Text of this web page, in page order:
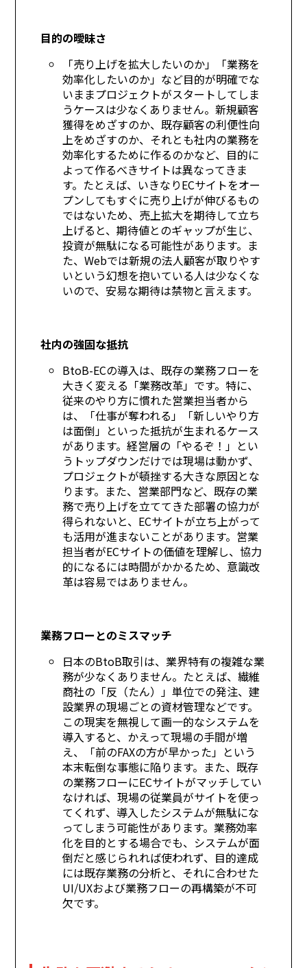
目的の曖昧さ
「売り上げを拡大したいのか」「業務を
効率化したいのか」など目的が明確でな
いままプロジェクトがスタートしてしま
うケースは少なくありません。新規顧客
獲得をめざすのか、既存顧客の利便性向
上をめざすのか、それとも社内の業務を
効率化するために作るのか――など、目的に
よって作るべきサイトは異なってきま
す。たとえば、いきなりECサイトをオー
プンしてもすぐに売り上げが伸びるもの
ではないため、売上拡大を期待して立ち
上げると、期待値とのギャップが生じ、
投資が無駄になる可能性があります。ま
た、Webでは新規の法人顧客が取りやす
いという幻想を抱いている人は少なくな
いので、安易な期待は禁物と言えます。
社内の強固な抵抗
BtoB-ECの導入は、既存の業務フローを
大きく変える「業務改革」です。特に、
従来のやり方に慣れた営業担当者から
は、「仕事が奪われる」「新しいやり方
は面倒」といった抵抗が生まれるケース
があります。経営層の「やるぞ！」とい
うトップダウンだけでは現場は動かず、
プロジェクトが頓挫する大きな原因とな
ります。また、営業部門など、既存の業
務で売り上げを立ててきた部署の協力が
得られないと、ECサイトが立ち上がって
も活用が進まないことがあります。営業
担当者がECサイトの価値を理解し、協力
的になるには時間がかかるため、意識改
革は容易ではありません。
業務フローとのミスマッチ
日本のBtoB取引は、業界特有の複雑な業
務が少なくありません。たとえば、繊維
商社の「反（たん）」単位での発注、建
設業界の現場ごとの資材管理などです。
この現実を無視して画一的なシステムを
導入すると、かえって現場の手間が増
え、「前のFAXの方が早かった」という
本末転倒な事態に陥ります。また、既存
の業務フローにECサイトがマッチしてい
なければ、現場の従業員がサイトを使っ
てくれず、導入したシステムが無駄にな
ってしまう可能性があります。業務効率
化を目的とする場合でも、システムが面
倒だと感じられれば使われず、目的達成
には既存業務の分析と、それに合わせた
UI/UXおよび業務フローの再構築が不可
欠です。